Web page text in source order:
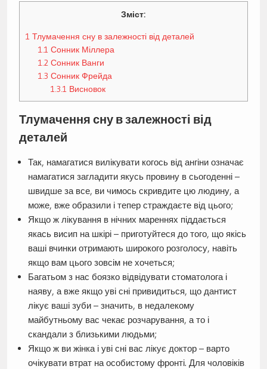
Зміст:
1 Тлумачення сну в залежності від деталей
1.1 Сонник Міллера
1.2 Сонник Ванги
1.3 Сонник Фрейда
1.3.1 Висновок
Тлумачення сну в залежності від
деталей
Так, намагатися вилікувати когось від ангіни означає
намагатися загладити якусь провину в сьогоденні –
швидше за все, ви чимось скривдите цю людину, а
може, вже образили і тепер страждаєте від цього;
Якщо ж лікування в нічних мареннях піддається
якась висип на шкірі – приготуйтеся до того, що якісь
ваші вчинки отримають широкого розголосу, навіть
якщо вам цього зовсім не хочеться;
Багатьом з нас боязко відвідувати стоматолога і
наяву, а вже якщо уві сні привидиться, що дантист
лікує ваші зуби – значить, в недалекому
майбутньому вас чекає розчарування, а то і
скандали з близькими людьми;
Якщо ж ви жінка і уві сні вас лікує доктор – варто
очікувати втрат на особистому фронті. Для чоловіків